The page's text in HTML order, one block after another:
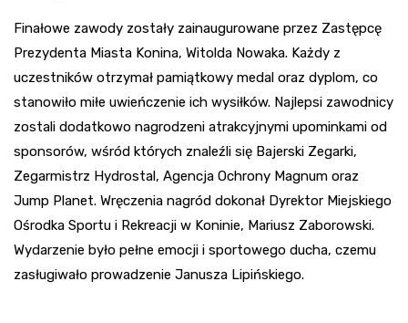
Finałowe zawody zostały zainaugurowane przez Zastępcę
Prezydenta Miasta Konina, Witolda Nowaka. Każdy z
uczestników otrzymał pamiątkowy medal oraz dyplom, co
stanowiło miłe uwieńczenie ich wysiłków. Najlepsi zawodnicy
zostali dodatkowo nagrodzeni atrakcyjnymi upominkami od
sponsorów, wśród których znaleźli się Bajerski Zegarki,
Zegarmistrz Hydrostal, Agencja Ochrony Magnum oraz
Jump Planet. Wręczenia nagród dokonał Dyrektor Miejskiego
Ośrodka Sportu i Rekreacji w Koninie, Mariusz Zaborowski.
Wydarzenie było pełne emocji i sportowego ducha, czemu
zasługiwało prowadzenie Janusza Lipińskiego.